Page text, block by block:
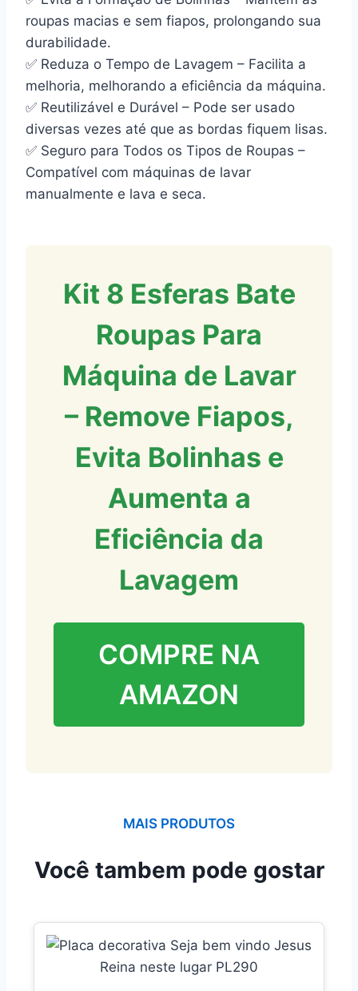
roupas macias e sem fiapos, prolongando sua
durabilidade.
✅ Reduza o Tempo de Lavagem – Facilita a
melhoria, melhorando a eficiência da máquina.
✅ Reutilizável e Durável – Pode ser usado
diversas vezes até que as bordas fiquem lisas.
✅ Seguro para Todos os Tipos de Roupas –
Compatível com máquinas de lavar
manualmente e lava e seca.
Kit 8 Esferas Bate
Roupas Para
Máquina de Lavar
– Remove Fiapos,
Evita Bolinhas e
Aumenta a
Eficiência da
Lavagem
COMPRE NA
AMAZON
MAIS PRODUTOS
Você tambem pode gostar